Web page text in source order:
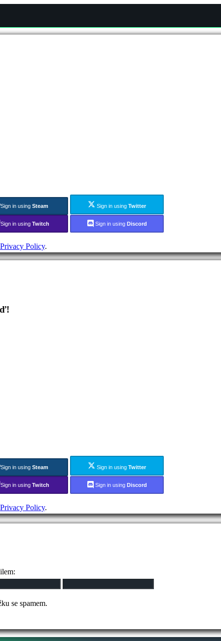
Sign in using Steam Sign in using Twitter
Sign in using Twitch Sign in using Discord
Privacy Policy.
Sign in using Steam Sign in using Twitter
Sign in using Twitch Sign in using Discord
Privacy Policy.
se spamem.